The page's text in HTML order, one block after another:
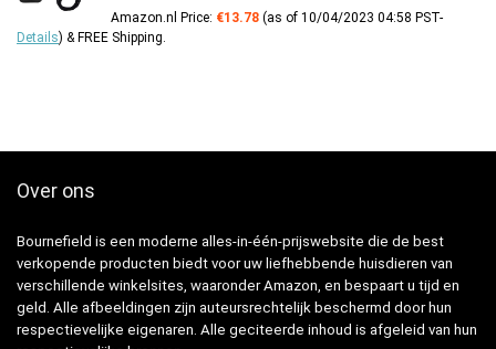
Amazon.nl Price: €13.78 (as of 10/04/2023 04:58 PST-
Details) & FREE Shipping.
Over ons
Bournefield is een moderne alles-in-één-prijswebsite die de best
verkopende producten biedt voor uw liefhebbende huisdieren van
verschillende winkelsites, waaronder Amazon, en bespaart u tijd en
geld. Alle afbeeldingen zijn auteursrechtelijk beschermd door hun
respectievelijke eigenaren. Alle geciteerde inhoud is afgeleid van hun